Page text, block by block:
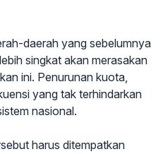
daerah yang sebelumnya
singkat akan merasakan
ini. Penurunan kuota,
yang tak terhindarkan
nasional.
harus ditempatkan